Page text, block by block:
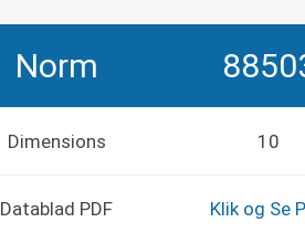
Norm
Dimensions 10
Datablad PDF Klik og Se